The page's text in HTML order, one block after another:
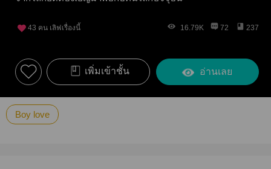
43 คน เลิฟเรื่องนี้ 16.79K 72 237
เพิ่มเข้าชั้น อ่านเลย
Boy love